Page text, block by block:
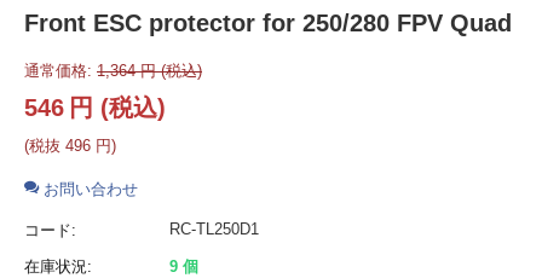
Front ESC protector for 250/280 FPV Quad
通常価格: 1,364 円(税込)
546 円 (税込)
(税抜 496 円)
お問い合わせ
コード: RC-TL250D1
在庫状況:
9 個